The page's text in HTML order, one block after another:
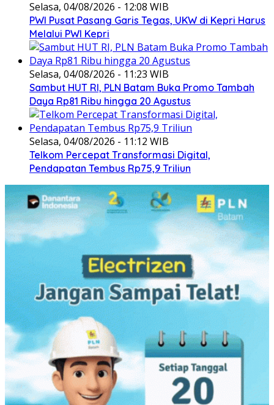
Selasa, 04/08/2026 - 12:08 WIB
PWI Pusat Pasang Garis Tegas, UKW di Kepri Harus
Melalui PWI Kepri
Selasa, 04/08/2026 - 11:23 WIB
Sambut HUT RI, PLN Batam Buka Promo Tambah
Daya Rp81 Ribu hingga 20 Agustus
Selasa, 04/08/2026 - 11:12 WIB
Telkom Percepat Transformasi Digital,
Pendapatan Tembus Rp75,9 Triliun